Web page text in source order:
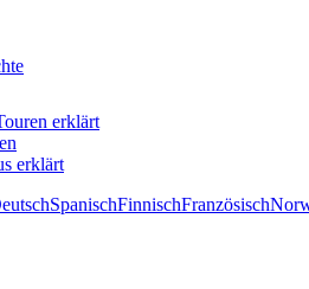
erklärt
erklärt
SpanischFinnischFranzösisch